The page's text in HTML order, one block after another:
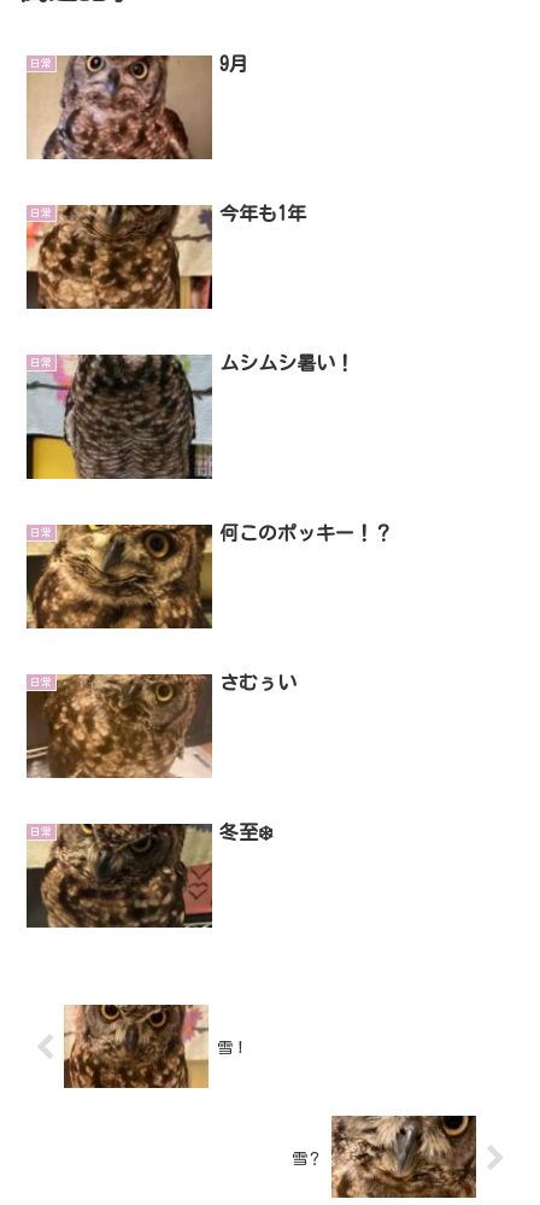
日常 9月
日常 今年も1年
日常 ムシムシ暑い！
日常 何このポッキー！？
日常 さむぅい
日常 冬至❄️
雪！
雪？